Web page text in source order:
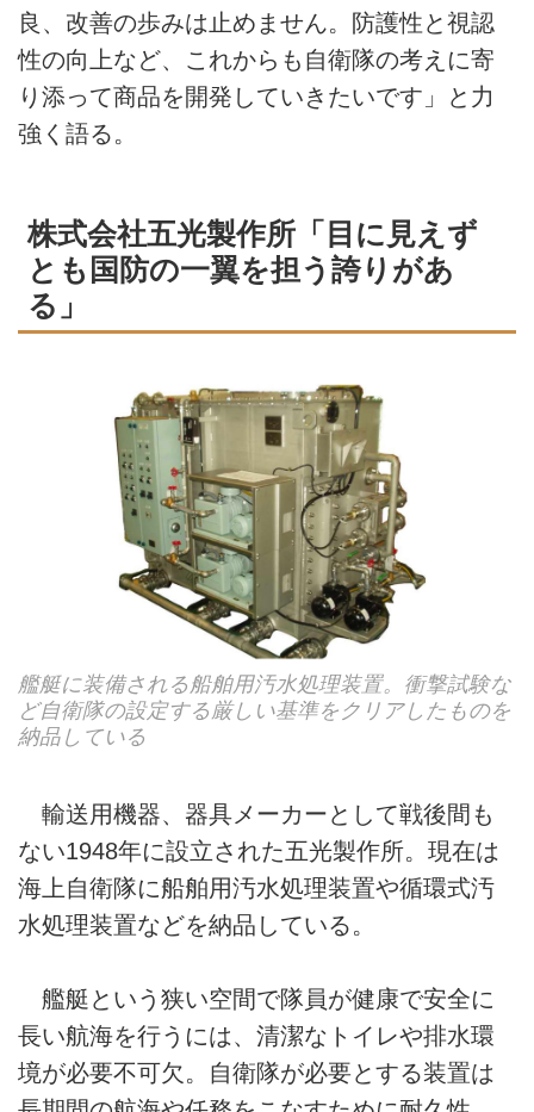
良、改善の歩みは止めません。防護性と視認
性の向上など、これからも自衛隊の考えに寄
り添って商品を開発していきたいです」と力
強く語る。
株式会社五光製作所「目に見えず
とも国防の一翼を担う誇りがあ
る」
艦艇に装備される船舶用汚水処理装置。衝撃試験な
ど自衛隊の設定する厳しい基準をクリアしたものを
納品している
輸送用機器、器具メーカーとして戦後間も
ない1948年に設立された五光製作所。現在は
海上自衛隊に船舶用汚水処理装置や循環式汚
水処理装置などを納品している。
艦艇という狭い空間で隊員が健康で安全に
長い航海を行うには、清潔なトイレや排水環
境が必要不可欠。自衛隊が必要とする装置は